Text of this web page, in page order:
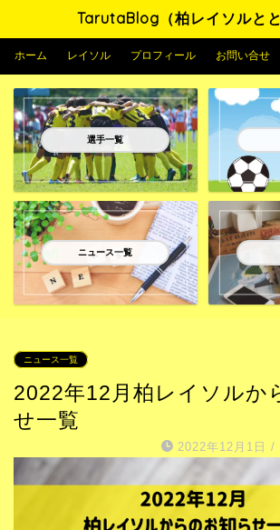
TarutaBlog（柏レイソルとと
ホーム レイソル プロフィール お問い合せ
選手一覧
ニュース一覧
ニュース一覧
2022年12月柏レイソルか
せ一覧
2022年12月1日 /